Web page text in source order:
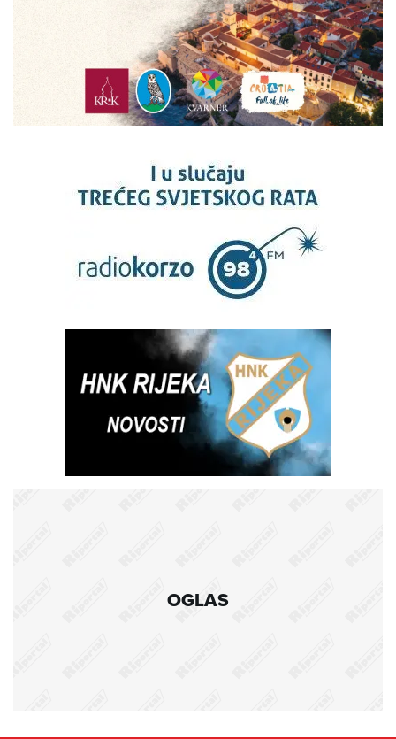
ANTE ŠUŠNJAR - 'RIJEČKA BOJANKA'
Njegov video ‘Rijeka kroz
vrijeme AI’ oduševio je Riječane
i šire! Ante Šušnjar otkriva nam
tajne stare Rijeke
Rijeka i PGŽ